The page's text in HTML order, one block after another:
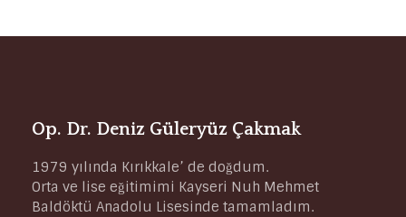
Op. Dr. Deniz Güleryüz Çakmak
1979 yılında Kırıkkale’ de doğdum.
Orta ve lise eğitimimi Kayseri Nuh Mehmet
Baldöktü Anadolu Lisesinde tamamladım.